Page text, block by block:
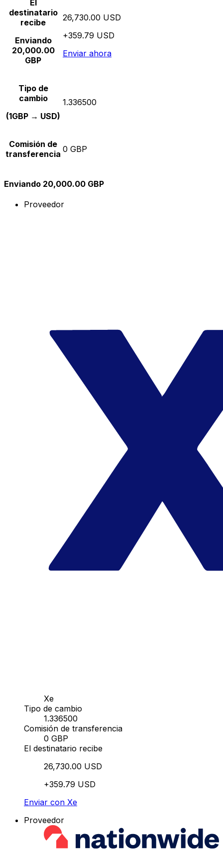
El
destinatario
recibe
Enviando
20,000.00
GBP
26,730.00 USD
+359.79 USD
Enviar ahora
Tipo de
cambio
(1GBP → USD)
1.336500
Comisión de
transferencia 0 GBP
Enviando 20,000.00 GBP
Proveedor
Xe
Tipo de cambio
1.336500
Comisión de transferencia
0 GBP
El destinatario recibe
26,730.00 USD
+359.79 USD
Enviar con Xe
Proveedor